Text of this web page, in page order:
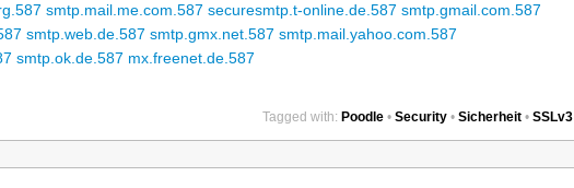
smtp.mail.me.com.587 securesmtp.t-online.de.587 smtp.gmail.com.587
smtp.web.de.587 smtp.gmx.net.587 smtp.mail.yahoo.com.587
smtp.ok.de.587 mx.freenet.de.587
Tagged with: Poodle • Security • Sicherheit • SSLv3